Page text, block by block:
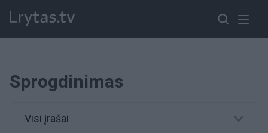
Sprogdinimas
Visi įrašai